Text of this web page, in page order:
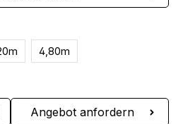
4,80m
Gib den
Angebot anfordern